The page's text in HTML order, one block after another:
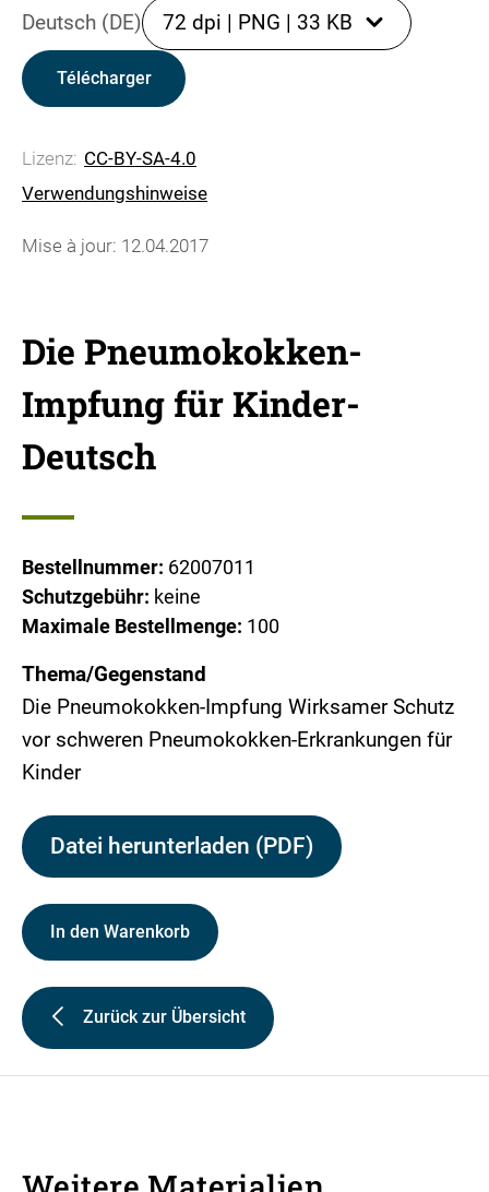
Deutsch (DE) 72 dpi | PNG | 33 KB
Télécharger
Lizenz: CC-BY-SA-4.0
Verwendungshinweise
Mise à jour: 12.04.2017
Die Pneumokokken-
Impfung für Kinder-
Deutsch
Bestellnummer: 62007011
Schutzgebühr: keine
Maximale Bestellmenge: 100
Thema/Gegenstand
Die Pneumokokken-Impfung Wirksamer Schutz
vor schweren Pneumokokken-Erkrankungen für
Kinder
Datei herunterladen (PDF)
In den Warenkorb
Zurück zur Übersicht